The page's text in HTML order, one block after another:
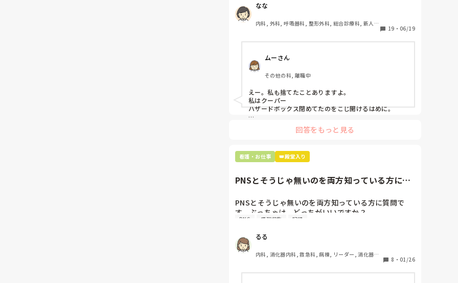
ゴミと一緒に、ノリで鑷子達を捨てました。。
患者に使用した物品は使い捨て、という認識が頭の中
にあって…。
「普通鑷子捨てる！？明らかに使い捨てて良いような
安物じゃないよね？」
「そんなミスした新人、あなたが初めてだよ」
と言われました。。
たしかに、よくよく考えてみれば
手術室で使った物品も全部滅菌して使いまわすし、
滅菌の種類とかも学校で習ったはずなのに
なんで頭回らなかったんだろう😭
市長さんは、
患者さんに迷惑かけたわけじゃないから大丈夫、
と慰めてくれましたが、、
自分が情けなくて情けなくて😭
こんなバカな私をせめて笑い飛ばしてください笑
なな
内科, 外科, 呼吸器科, 整形外科, 総合診療科, 新人ナ
19 ・ 06/19
ムーさん
その他の科, 離職中
えー。私も捨てたことありますよ。
私はクーパー
ハザードボックス閉めてたのをこじ開けるはめに。
これは私じゃないけど、患者さんのガラケーを洗濯もの
と一緒に出しちゃったり。(これは問題か💦)
回答をもっと見る
看護・お仕事 👑殿堂入り
PNSとそうじゃ無いのを両方知っている方に質
PNSとそうじゃ無いのを両方知っている方に質問で
す。ぶっちゃけ、どっちがいいですか？
その後、PNSを廃止しました。
私は、そのPNSを廃止した病棟からまだPNSをやって
いる病棟に9月に異動してきました。
ぶっちゃけ、新人のレベルにかなりの差が出ているな
PNS 情報収集 記録
るる
内科, 消化器内科, 救急科, 病棟, リーダー, 消化器外
8 ・ 01/26